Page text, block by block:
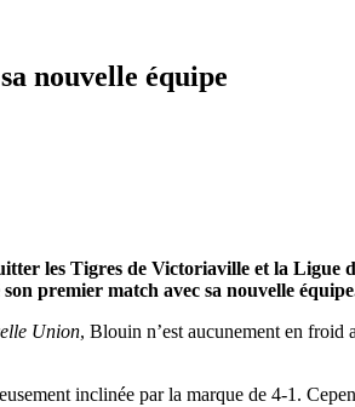
nouvelle équipe
les Tigres de Victoriaville et la
premier match avec sa nouvelle
Union, Blouin n’est aucunement en froid
inclinée par la marque de 4-1.